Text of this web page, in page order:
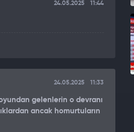
24.05.2025 11:44
24.05.2025 11:33
gelenlerin o devranı
ancak homurtuların